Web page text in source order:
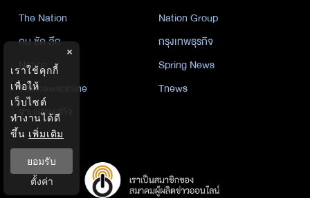
The Nation
Nation Group
คม ชัด ลึก
กรุงเทพธุรกิจ
Nation
Spring News
Thainewsonline
Tnews
ฐานเศรษฐกิจ
×
เราใช้คุกกี้
เพื่อให้
เว็บไซต์
ทำงานได้ดี
ขึ้น เพิ่มเติม
ยอมรับ
ตั้งค่า